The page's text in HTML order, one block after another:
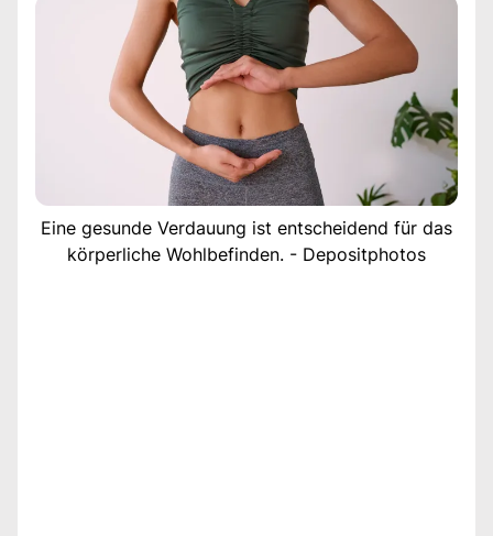
Eine gesunde Verdauung ist entscheidend für das
körperliche Wohlbefinden. - Depositphotos